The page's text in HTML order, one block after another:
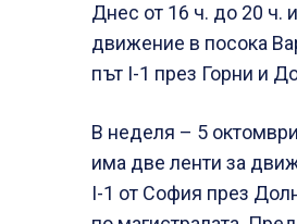
Днес от 16 ч. до 20 ч.
движение в посока
път I-1 през Горни и
В неделя – 5
има две ленти за
I-1 от София през